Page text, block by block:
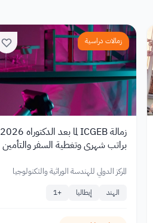
زمالات دراسية
زمالة ICGEB لما بعد الدكتوراه 2026
براتب شهري وتغطية السفر والتأمين
المركز الدولي للهندسة الوراثية والتكنولوجيا
الهند إيطاليا +
1